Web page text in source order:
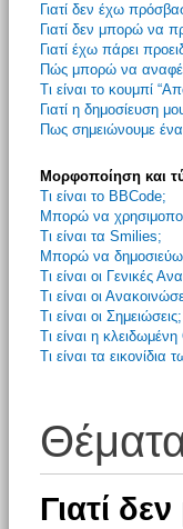
Γιατί δεν έχω
Γιατί δεν μπορώ να
Γιατί έχω πάρει
Πώς μπορώ να
Τι είναι το κουμπί
Γιατί η δημοσίευση
Πως σημειώνουμε
Μορφοποίηση και
Τι είναι το BBCode;
Μπορώ να
Τι είναι τα Smilies;
Μπορώ να δημοσιεύω
Τι είναι οι Γενικές
Τι είναι οι
Τι είναι οι Σημειώσεις;
Τι είναι η
Τι είναι τα
Γιατί